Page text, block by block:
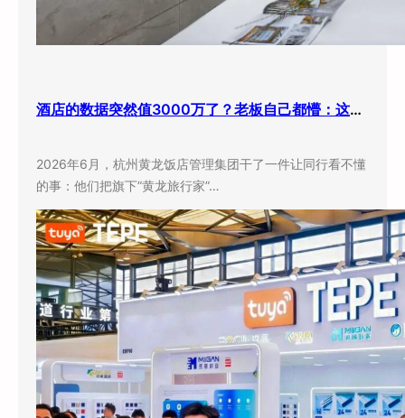
酒店的数据突然值3000万了？老板自己都懵：这玩意儿还能卖钱？
2026年6月，杭州黄龙饭店管理集团干了一件让同行看不懂
的事：他们把旗下”黄龙旅行家”…